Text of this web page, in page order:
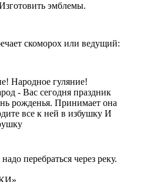
эмблемы.
скоморох или ведущий:
Народное гуляние!
- Вас сегодня праздник
рожденья. Принимает она
все к ней в избушку И
перебраться через реку.